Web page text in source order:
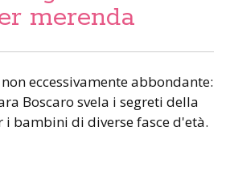
merenda
eccessivamente abbondante:
Boscaro svela i segreti della
i bambini di diverse fasce d'età.